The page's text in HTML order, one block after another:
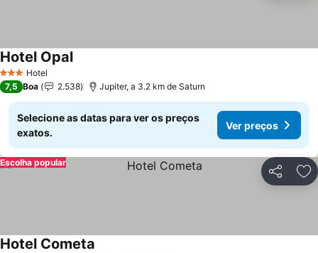
3 EstrelasHotel
Hotel OpalVer preços
7,5 Boa 2.538 Jupiter, a 3.2 km de Saturn
Selecione as datas para ver os preços
exatos.
Ver preços
Partilhar
Escolha popular
Hotel Cometa